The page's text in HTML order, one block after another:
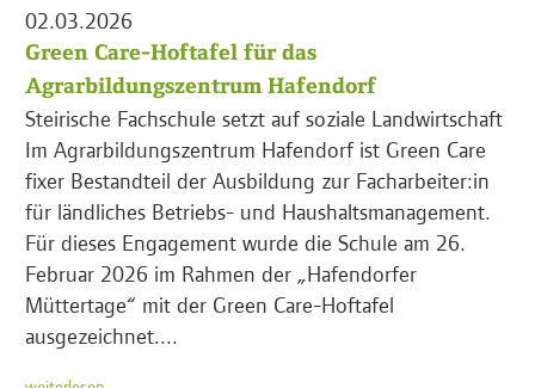
02.03.2026
Green Care-Hoftafel für das
Agrarbildungszentrum Hafendorf
Steirische Fachschule setzt auf soziale Landwirtschaft
Im Agrarbildungszentrum Hafendorf ist Green Care
fixer Bestandteil der Ausbildung zur Facharbeiter:in
für ländliches Betriebs- und Haushaltsmanagement.
Für dieses Engagement wurde die Schule am 26.
Februar 2026 im Rahmen der „Hafendorfer
Müttertage“ mit der Green Care-Hoftafel
ausgezeichnet....